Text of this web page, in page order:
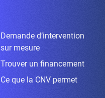
Demande d’intervention
sur mesure
Trouver un financement
Ce que la CNV permet